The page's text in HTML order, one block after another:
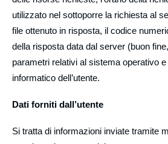
utilizzato nel sottoporre la richiesta al
file ottenuto in risposta, il codice
della risposta data dal server (buon
parametri relativi al sistema operativo e
informatico dell’utente.
Dati forniti dall’utente
Si tratta di informazioni inviate tramite